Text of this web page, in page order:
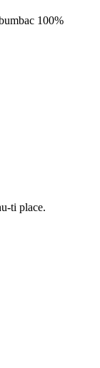
100%
ti place.